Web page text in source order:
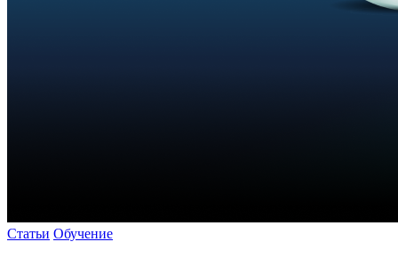
Статьи Обучение